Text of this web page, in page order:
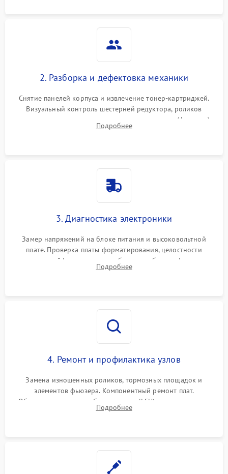
2. Разборка и дефектовка механики
Снятие панелей корпуса и извлечение тонер-картриджей.
Визуальный контроль шестерней редуктора, роликов
захвата, термопленки и прижимного вала в печи (фьюзере).
Проверка оптики сканера на загрязнения.
Подробнее
3. Диагностика электроники
Замер напряжений на блоке питания и высоковольтной
плате. Проверка платы форматирования, целостности
плоских шлейфов сканера и работоспособности флажков и
оптопар (датчиков прохождения бумаги).
Подробнее
4. Ремонт и профилактика узлов
Замена изношенных роликов, тормозных площадок и
элементов фьюзера. Компонентный ремонт плат.
Обязательная очистка блока лазера (LSU), зеркал и тракта
печати от просыпанного тонера и бумажной пыли.
Подробнее